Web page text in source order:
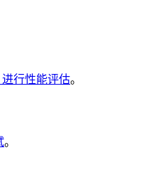
进行性能评估。
。